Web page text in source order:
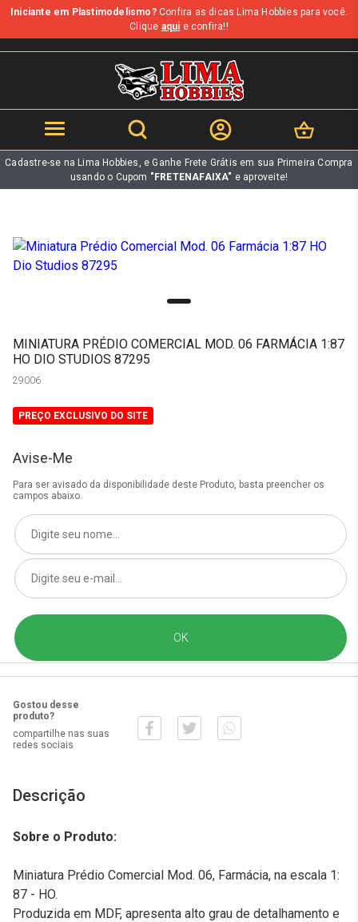
b
Iniciante em Plastimodelismo?Confira as dicas Lima Hobbies para você.
Clique aqui e confira!!
Cadastre-se na Lima Hobbies, e Ganhe Frete Grátis em sua Primeira Compra
usando o Cupom "FRETENAFAIXA" e aproveite!
MINIATURA PRÉDIO COMERCIAL MOD. 06 FARMÁCIA 1:87
HO DIO STUDIOS 87295
29006
PREÇO EXCLUSIVO DO SITE
Avise-Me
Para ser avisado da disponibilidade deste Produto, basta preencher os
campos abaixo.
Gostou desse
produto?
compartilhe nas suas
redes sociais
Descrição
Sobre o Produto:
Miniatura Prédio Comercial Mod. 06, Farmácia, na escala 1:
87 - HO.
Produzida em MDF, apresenta alto grau de detalhamento e